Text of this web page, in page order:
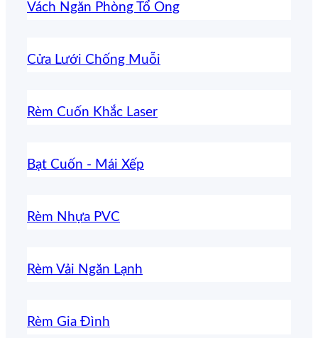
Vách Ngăn Phòng Tổ Ong
Cửa Lưới Chống Muỗi
Rèm Cuốn Khắc Laser
Bạt Cuốn - Mái Xếp
Rèm Nhựa PVC
Rèm Vải Ngăn Lạnh
Rèm Gia Đình